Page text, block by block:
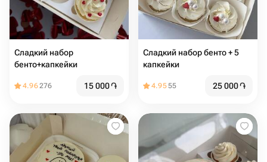
Сладкий набор
бенто+капкейки
4.96276 15 000֏
Сладкий набор бенто + 5
капкейки
4.9555 25 000֏